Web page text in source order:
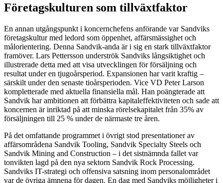
Företagskulturen som tillväxtfaktor
En annan utgångspunkt i koncernchefens anförande var Sandviks
företagskultur med ledord som öppenhet, affärsmässighet och
målorientering. Denna Sandvik-anda är i sig en stark tillväxtfaktor
framöver. Lars Pettersson underströk Sandviks långsiktighet och
illustrerade detta med att visa utvecklingen för försäljning och
resultat under en tjugoårsperiod. Expansionen har varit kraftig –
särskilt under den senaste tioårsperioden. Vice VD Peter Larson
kompletterade med aktuella finansiella mål. Han poängterade att
Sandvik har ambitionen att förbättra kapitaleffektiviteten och sade att
koncernen är inriktad på att minska rörelsekapitalet från 35% av
försäljningen till 25 % under de närmaste tre åren.
På det omfattande programmet i övrigt stod presentationer av
affärsområdena Sandvik Tooling, Sandvik Specialty Steels och
Sandvik Mining and Construction – i det sistnämnda fallet var
tonvikten lagd på den nya sektorn Sandvik Rock Processing.
Sandviks IT-strategi och offensiva satsning inom personalområdet
var de övriga ämnena för dagen. En dag med Sandviks möjligheter i